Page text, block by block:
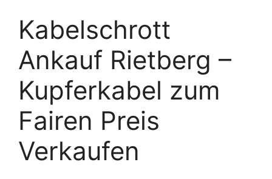
Kabelschrott
Ankauf Rietberg –
Kupferkabel zum
Fairen Preis
Verkaufen